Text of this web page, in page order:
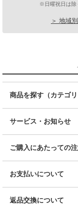
※日曜祝日は除
＞ 地域
商品を探す（カテゴリ
サービス・お知らせ
ご購入にあたっての
お支払いについて
返品交換について